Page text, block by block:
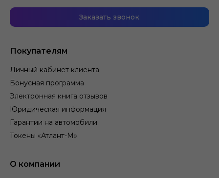
Покупателям
Личный кабинет клиента
Бонусная программа
Электронная книга отзывов
Юридическая информация
Гарантии на автомобили
Токены «Атлант-М»
О компании
Заказать звонок